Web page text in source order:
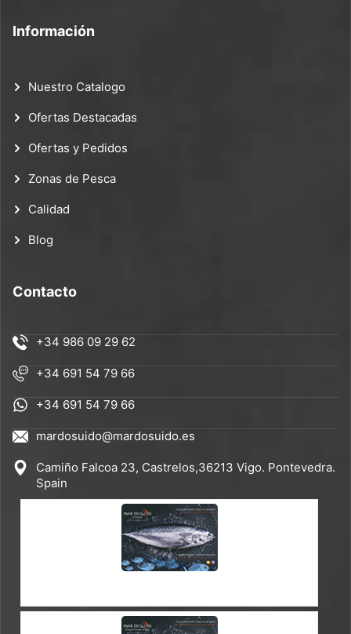
Información
Nuestro Catalogo
Ofertas Destacadas
Ofertas y Pedidos
Zonas de Pesca
Calidad
Blog
Contacto
+34 986 09 29 62
+34 691 54 79 66
+34 691 54 79 66
mardosuido@mardosuido.es
Camiño Falcoa 23, Castrelos,36213 Vigo. Pontevedra.
Spain